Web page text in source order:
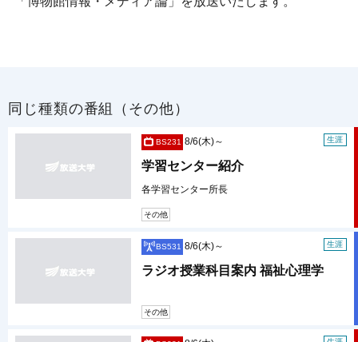
同じ種類の番組（その他）
BS231 生涯
8/6(木)～
学習センター紹介
各学習センター所長
その他
BS531 生涯
8/6(木)～
ラジオ授業科目案内 福祉心理学
その他